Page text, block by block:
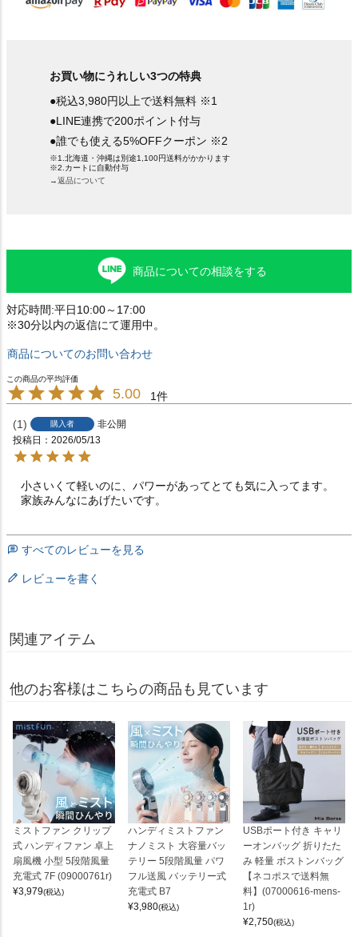
お買い物にうれしい3つの特典
●税込3,980円以上で送料無料 ※1
●LINE連携で200ポイント付与
●誰でも使える5%OFFクーポン ※2
※1.北海道・沖縄は別途1,100円送料がかかります
※2.カートに自動付与
→返品について
商品についての相談をする
対応時間:平日10:00～17:00
※30分以内の返信にて運用中。
商品についてのお問い合わせ
5.00 1
1 購入者
非公開
投稿日
2026/05/13
小さいくて軽いのに、パワーがあってとても気に入ってます。
家族みんなにあげたいです。
すべてのレビューを見る
レビューを書く
関連アイテム
他のお客様はこちらの商品も見ています
ミストファン クリップ
式 ハンディファン 卓上
扇風機 小型 5段階風量
充電式 7F (09000761r)
¥3,979(税込)
ハンディミストファン
ナノミスト 大容量バッ
テリー 5段階風量 パワ
フル送風 バッテリー式
充電式 B7
¥3,980(税込)
USBポート付き キャリ
ーオンバッグ 折りたた
み 軽量 ボストンバッグ
【ネコポスで送料無
料】(07000616-mens-
1r)
¥2,750(税込)